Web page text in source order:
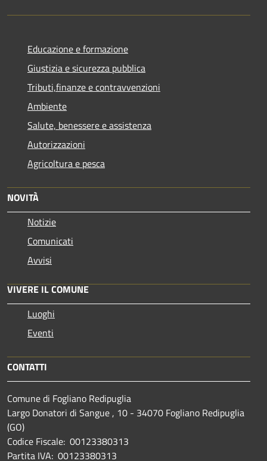
Educazione e formazione
Giustizia e sicurezza pubblica
Tributi,finanze e contravvenzioni
Ambiente
Salute, benessere e assistenza
Autorizzazioni
Agricoltura e pesca
NOVITÀ
Notizie
Comunicati
Avvisi
VIVERE IL COMUNE
Luoghi
Eventi
CONTATTI
Comune di Fogliano Redipuglia
Largo Donatori di Sangue , 10 - 34070 Fogliano Redipuglia
(GO)
Codice Fiscale: 00123380313
Partita IVA: 00123380313